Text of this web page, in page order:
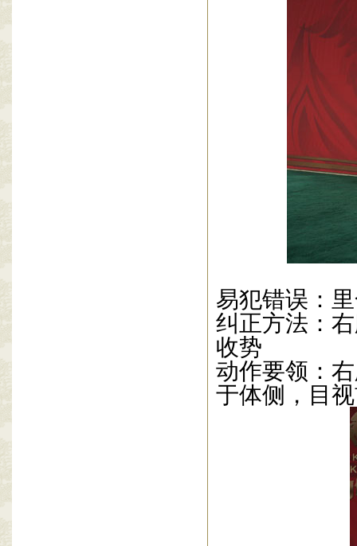
易犯错误：
纠正方法：
收势
动作要领：
于体侧，目